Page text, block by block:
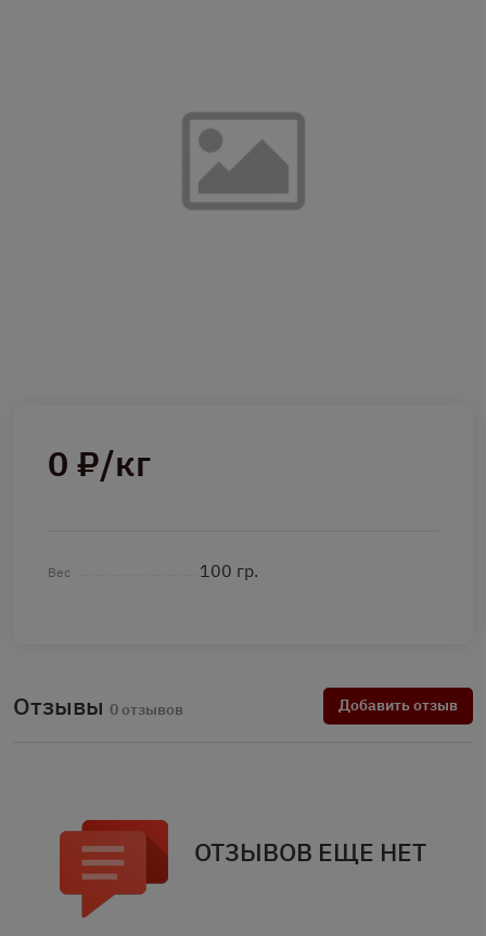
0 ₽/кг
Вес 100 гр.
Отзывы 0 отзывов Добавить отзыв
ОТЗЫВОВ ЕЩЕ НЕТ